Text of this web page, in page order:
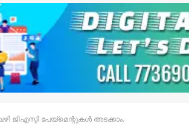
ജിഎസ്ടി പേയ്മെന്റുകൾ അടക്കാം.